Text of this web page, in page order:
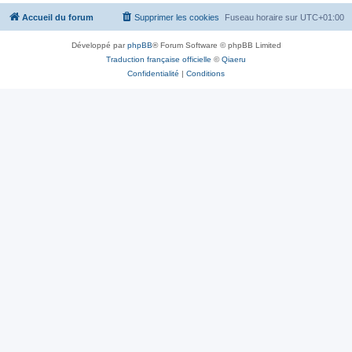
Accueil du forum Fuseau horaire sur UTC+01:00
Supprimer les cookies
Développé parphpBB® Forum Software © phpBB Limited
Traduction française officielle ©Qiaeru
Confidentialité | Conditions